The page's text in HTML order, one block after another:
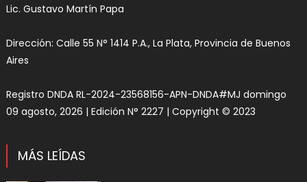
Lic. Gustavo Martín Papa
Dirección: Calle 55 N° 1414 P.A., La Plata, Provincia de Buenos
Aires
Registro DNDA RL-2024-23568156-APN-DNDA#MJ domingo
09 agosto, 2026 | Edición N° 2227 | Copyright © 2023
MÁS LEÍDAS